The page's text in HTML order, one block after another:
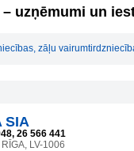
uzņēmumi un
zāļu
SIA
26 566 441
LV-1006